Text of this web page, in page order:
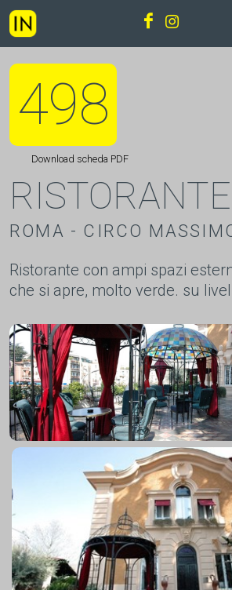
498
Download scheda PDF
RISTORANTE
ROMA - CIRCO
Ristorante con ampi spazi
che si apre, molto verde. su